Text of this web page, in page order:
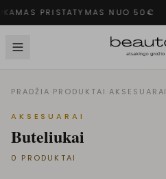
PRISTATYMAS NUO 50€
PRADŽIA·PRODUKTAI ·AKSESUARAI
AKSESUARAI
Buteliukai
0 PRODUKTAI